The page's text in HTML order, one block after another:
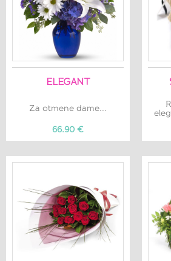
ELEGANT
Za otmene dame...
66.90 €